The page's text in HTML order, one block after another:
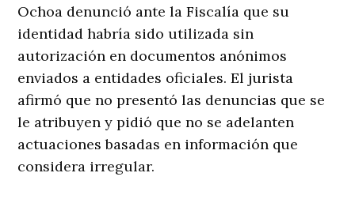
Ochoa denunció ante la Fiscalía que su
identidad habría sido utilizada sin
autorización en documentos anónimos
enviados a entidades oficiales. El jurista
afirmó que no presentó las denuncias que se
le atribuyen y pidió que no se adelanten
actuaciones basadas en información que
considera irregular.